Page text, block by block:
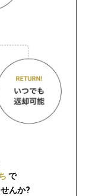
で
んか?